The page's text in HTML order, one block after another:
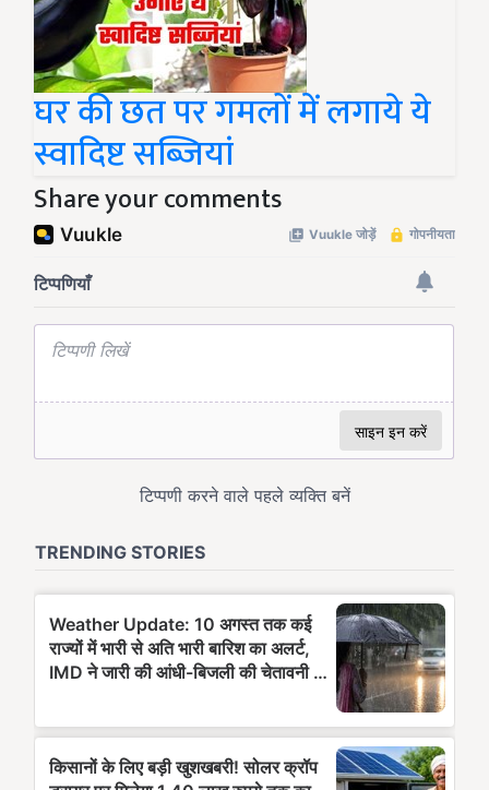
घर की छत पर गमलों में लगाये ये
स्वादिष्ट सब्जियां
Share your comments